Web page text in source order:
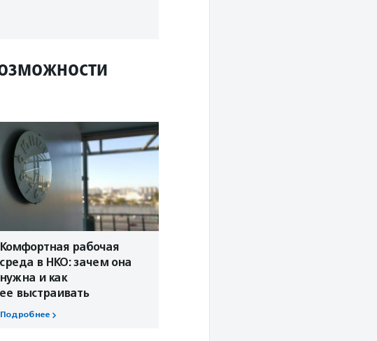
Комфортная рабочая
среда в НКО: зачем она
нужна и как
ее выстраивать
Подробнее